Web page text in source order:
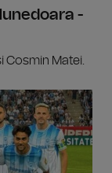
-
Cosmin Matei.